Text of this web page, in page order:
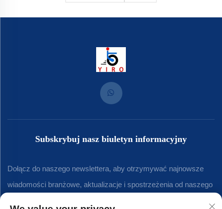
Subskrybuj nasz biuletyn informacyjny
Dołącz do naszego newslettera, aby otrzymywać najnowsze
wiadomości branżowe, aktualizacje i spostrzeżenia od naszego